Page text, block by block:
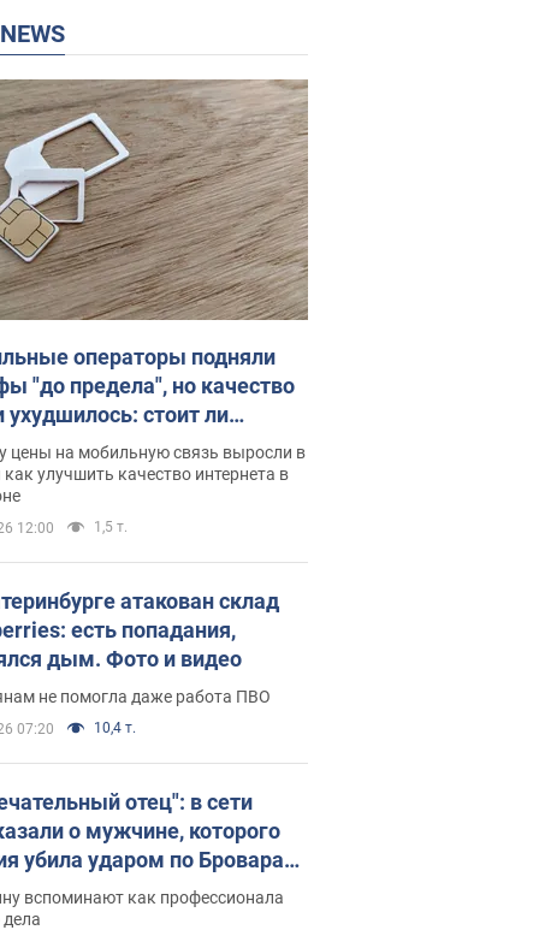
NEWS
операторы подняли
"до предела", но качество
ухудшилось: стоит ли
на цены
цены на мобильную связь выросли в
улучшить качество интернета в
12:00 1,5 т.
атакован склад
есть попадания,
дым. Фото и видео
не помогла даже работа ПВО
07:20 10,4 т.
отец": в сети
о мужчине, которого
убила ударом по Броварам.
вспоминают как профессионала
дела